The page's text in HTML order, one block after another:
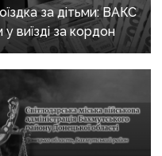
за дітьми: ВАКС
виїзді за кордон